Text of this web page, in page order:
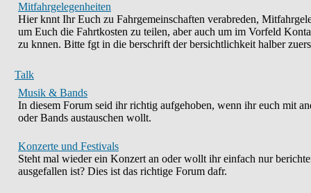
Mitfahrgelegenheiten
Hier knnt Ihr Euch zu Fahrgemeinschaften verabreden,
um Euch die Fahrtkosten zu teilen, aber auch um im Vorfeld
zu knnen. Bitte fgt in die berschrift der bersichtlichkeit halber
Talk
Musik & Bands
In diesem Forum seid ihr richtig aufgehoben, wenn ihr euch mit
oder Bands austauschen wollt.
Konzerte und Festivals
Steht mal wieder ein Konzert an oder wollt ihr einfach nur
ausgefallen ist? Dies ist das richtige Forum dafr.